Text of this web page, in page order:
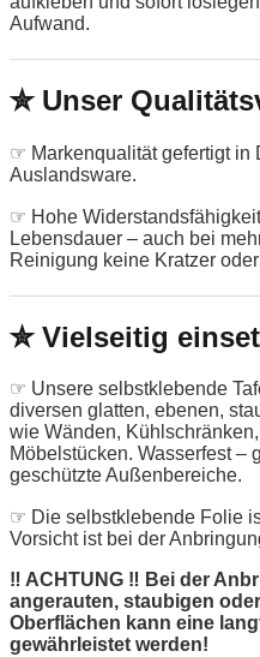
Aufwand.
✮ Unser
☞ Markenqualität gefertigt in
Auslandsware.
☞ Hohe
Lebensdauer – auch bei
Reinigung keine Kratzer
✮ Vielseitig
☞ Unsere selbstklebende
diversen glatten, ebenen,
wie Wänden,
Möbelstücken. Wasserfest –
geschützte Außenbereiche.
☞ Die selbstklebende Folie
Vorsicht ist bei der
‼ ACHTUNG ‼ Bei der
angerauten, staubigen
Oberflächen kann eine
gewährleistet werden!